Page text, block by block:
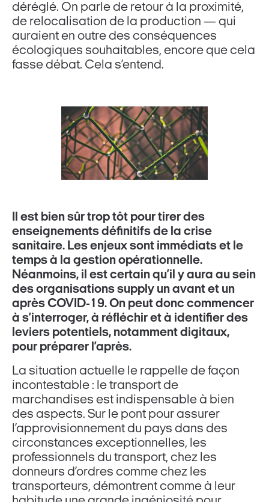
déréglé. On parle de retour à la proximité,
de relocalisation de la production — qui
auraient en outre des conséquences
écologiques souhaitables, encore que cela
fasse débat. Cela s’entend.
Il est bien sûr trop tôt pour tirer des
enseignements définitifs de la crise
sanitaire. Les enjeux sont immédiats et le
temps à la gestion opérationnelle.
Néanmoins, il est certain qu’il y aura au sein
des organisations supply un avant et un
après COVID-19. On peut donc commencer
à s’interroger, à réfléchir et à identifier des
leviers potentiels, notamment digitaux,
pour préparer l’après.
La situation actuelle le rappelle de façon
incontestable : le transport de
marchandises est indispensable à bien
des aspects. Sur le pont pour assurer
l’approvisionnement du pays dans des
circonstances exceptionnelles, les
professionnels du transport, chez les
donneurs d’ordres comme chez les
transporteurs, démontrent comme à leur